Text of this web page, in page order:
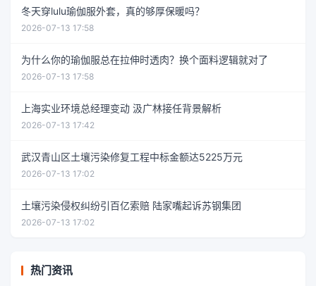
冬天穿lulu瑜伽服外套，真的够厚保暖吗？
2026-07-13 17:58
为什么你的瑜伽服总在拉伸时透肉？换个面料逻辑就对了
2026-07-13 17:58
上海实业环境总经理变动 汲广林接任背景解析
2026-07-13 17:42
武汉青山区土壤污染修复工程中标金额达5225万元
2026-07-13 17:02
土壤污染侵权纠纷引百亿索赔 陆家嘴起诉苏钢集团
2026-07-13 17:02
热门资讯